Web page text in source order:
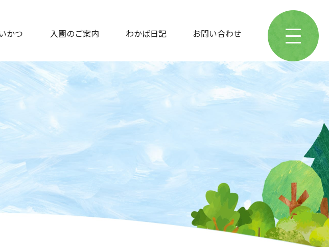
かつ 入園のご案内 わかば日記 お問い合わせ